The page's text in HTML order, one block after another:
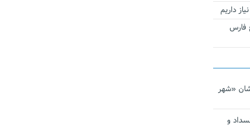
داریم
فارس
«شهر
و